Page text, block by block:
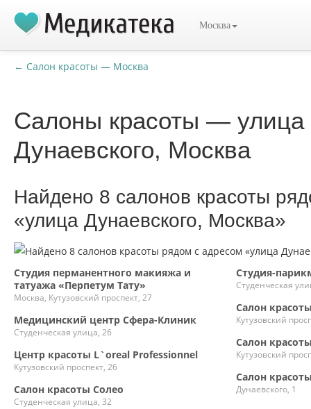
Москва
← Салон красоты — Москва
Салоны красоты — улица
Дунаевского, Москва
Найдено 8 салонов красоты
«улица Дунаевского, Москва»
Студия перманентного макияжа и
татуажа «Перпетум Тату»
Москва, Кутузовский проспект, 27
Медицинский центр Сфера-Клиник
Студенческая улица, 26
Центр красоты L`oreal Professionnel
Кутузовский проспект, 26
Салон красоты Солео
Студенческая улица, 32
Студия-
Студенческая
Салон
Кутузовский
Салон
Кутузовский
Салон
Дунаевского, 1